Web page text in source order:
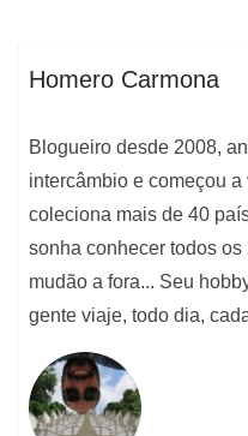
Homero Carmona
Blogueiro desde 2008,
intercâmbio e começou
coleciona mais de 40
sonha conhecer todos
mudão a fora... Seu
gente viaje, todo dia,